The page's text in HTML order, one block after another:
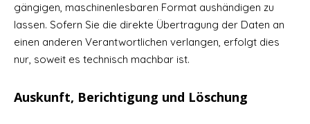
gängigen, maschinenlesbaren Format aushändigen zu
lassen. Sofern Sie die direkte Übertragung der Daten an
einen anderen Verantwortlichen verlangen, erfolgt dies
nur, soweit es technisch machbar ist.
Auskunft, Berichtigung und Löschung